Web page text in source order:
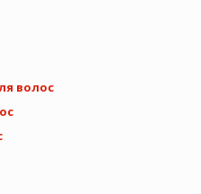
волос